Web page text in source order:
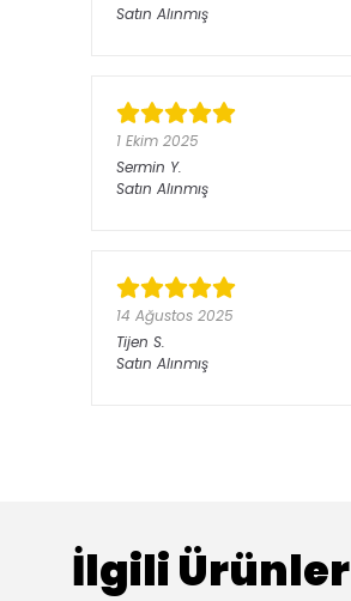
Satın Alınmış
1 Ekim 2025
Sermin Y.
Satın Alınmış
14 Ağustos 2025
Tijen S.
Satın Alınmış
İlgili Ürünler